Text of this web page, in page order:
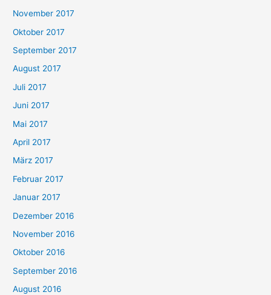
November 2017
Oktober 2017
September 2017
August 2017
Juli 2017
Juni 2017
Mai 2017
April 2017
März 2017
Februar 2017
Januar 2017
Dezember 2016
November 2016
Oktober 2016
September 2016
August 2016